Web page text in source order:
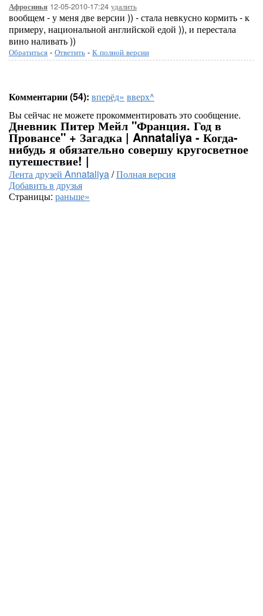
Афросинья 12-05-2010-17:24 удалить
вообщем - у меня две версии )) - стала невкусно кормить - к
примеру, национальной английской едой )), и перестала
вино наливать ))
Обратиться - Ответить - К полной версии
Комментарии (54): вперёд» вверх^
Вы сейчас не можете прокомментировать это сообщение.
Дневник Питер Мейл "Франция. Год в
Провансе" + Загадка | Annataliya - Когда-
нибудь я обязательно совершу кругосветное
путешествие! |
Лента друзей Annataliya/Полная версия
Добавить в друзья
Страницы: раньше»